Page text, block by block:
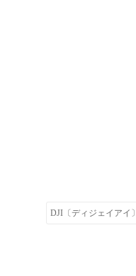
DJI〔ディジェイアイ〕